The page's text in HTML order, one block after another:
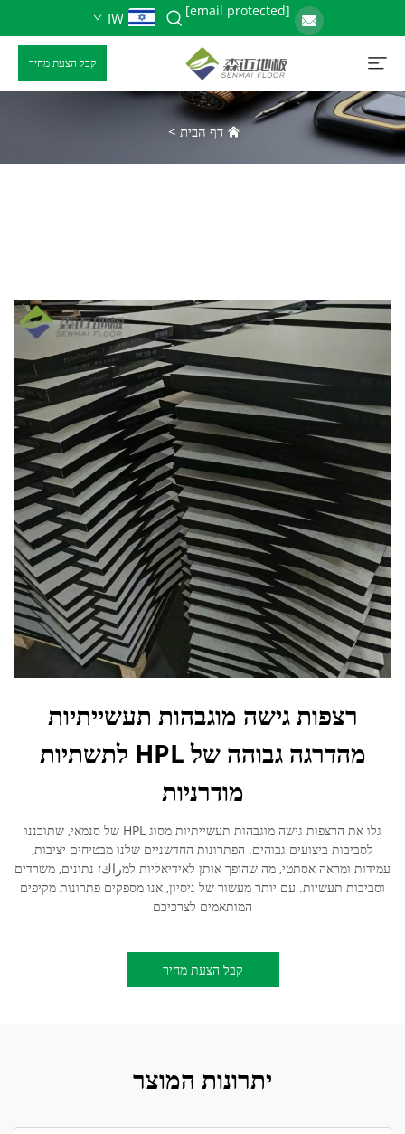
[email protected]
IW
קבל הצעת מחיר
דף הבית >
רצפות גישה מוגבהות תעשייתיות
מהדרגה גבוהה של HPL לתשתיות
מודרניות
גלו את הרצפות גישה מוגבהות תעשייתיות מסוג HPL של סנמאי, שתוכננו
לסביבות ביצועים גבוהים. הפתרונות החדשניים שלנו מבטיחים יציבות,
עמידות ומראה אסתטי, מה שהופך אותן לאידיאליות למراكז נתונים, משרדים
וסביבות תעשיות. עם יותר מעשור של ניסיון, אנו מספקים פתרונות מקיפים
המותאמים לצרכיכם
קבל הצעת מחיר
יתרונות המוצר